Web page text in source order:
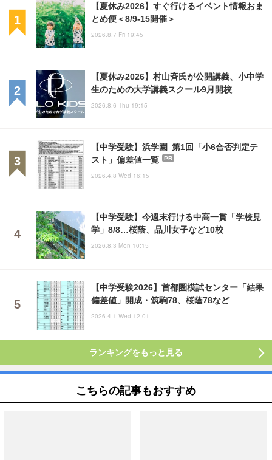
【夏休み2026】すぐ行けるイベント情報おま
とめ便＜8/9-15開催＞
2026.8.7 Fri 19:45
【夏休み2026】村山斉氏が公開講義、小中学
生のための大学講義スクール9月開校
2026.8.6 Thu 19:15
【中学受験】浜学園 第1回「小6合否判定テ
スト」偏差値一覧
PR
2026.4.8 Wed 16:15
【中学受験】今週末行ける中高一貫「学校見
学」8/8…桜蔭、品川女子など10校
2026.8.3 Mon 10:15
【中学受験2026】首都圏模試センター「結果
偏差値」開成・筑駒78、桜蔭78など
2026.4.1 Wed 12:01
ランキングをもっと見る
こちらの記事もおすすめ